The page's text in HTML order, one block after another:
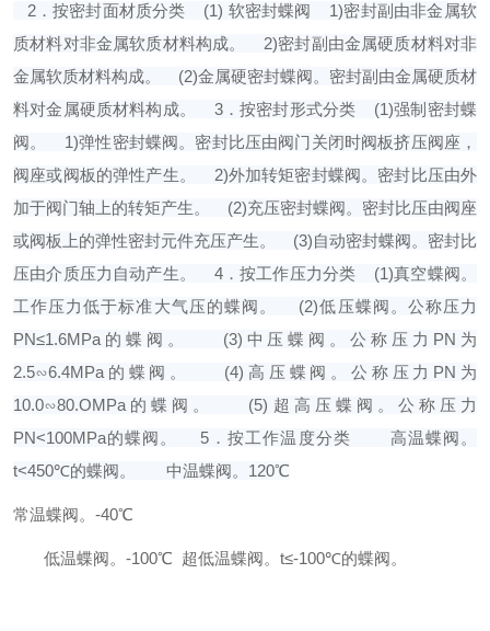
2．按密封面材质分类 (1) 软密封蝶阀 1)密封副由非金属软
质材料对非金属软质材料构成。
2)密封副由金属硬质材料对非
金属软质材料构成。
(2)金属硬密封蝶阀。密封副由金属硬质材
料对金属硬质材料构成。
3．按密封形式分类 (1)强制密封蝶
阀。
1)弹性密封蝶阀。密封比压由阀门关闭时阀板挤压阀座，
阀座或阀板的弹性产生。
2)外加转矩密封蝶阀。密封比压由外
加于阀门轴上的转矩产生。
(2)充压密封蝶阀。密封比压由阀座
或阀板上的弹性密封元件充压产生。
(3)自动密封蝶阀。密封比
压由介质压力自动产生。
4．按工作压力分类 (1)真空蝶阀。
工作压力低于标准大气压的蝶阀。
(2)低压蝶阀。公称压力
PN≤1.6MPa的蝶阀。
(3)中压蝶阀。公称压力PN为
2.5∽6.4MPa的蝶阀。
(4)高压蝶阀。公称压力PN为
10.0∽80.OMPa的蝶阀。
(5)超高压蝶阀。公称压力
PN<100MPa的蝶阀。
5．按工作温度分类 高温蝶阀。
t<450℃的蝶阀。
中温蝶阀。120℃
常温蝶阀。-40℃
低温蝶阀。-100℃ 超低温蝶阀。t≤-100℃的蝶阀。